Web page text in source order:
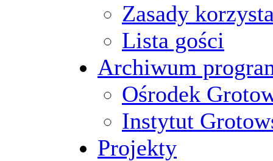
Zasady
Lista gości
Archiwum
Ośrodek
Instytut
Projekty